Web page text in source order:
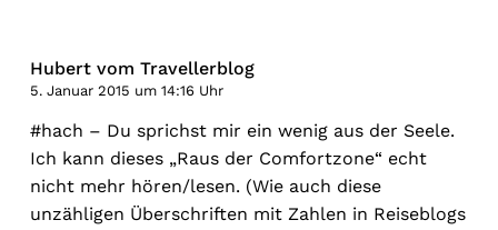
Hubert vom Travellerblog
5. Januar 2015 um 14:16 Uhr
#hach – Du sprichst mir ein wenig aus der Seele.
Ich kann dieses „Raus der Comfortzone“ echt
nicht mehr hören/lesen. (Wie auch diese
unzähligen Überschriften mit Zahlen in Reiseblogs